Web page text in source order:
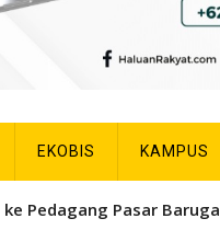
EKOBIS KAMPUS
Pedagang Pasar Baruga